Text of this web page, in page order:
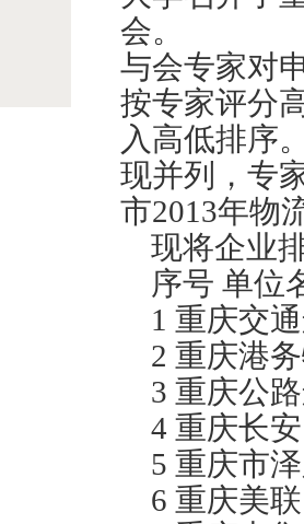
会。
与会专家对
按专家评分
入高低排序
现并列，专
市2013年物
现将企业
序号 单位
1 重庆交
2 重庆港
3 重庆公
4 重庆长
5 重庆市
6 重庆美联